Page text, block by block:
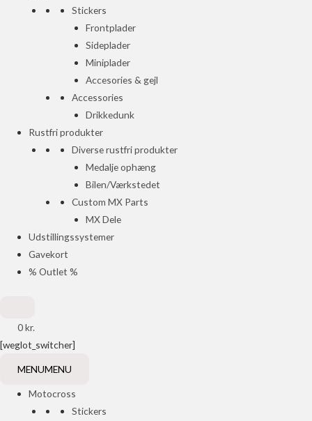
Stickers
Frontplader
Sideplader
Miniplader
Accesories & gejl
Accessories
Drikkedunk
Rustfri produkter
Diverse rustfri produkter
Medalje ophæng
Bilen/Værkstedet
Custom MX Parts
MX Dele
Udstillingssystemer
Gavekort
% Outlet %
0kr.
[weglot_switcher]
MENUMENU
Motocross
Stickers